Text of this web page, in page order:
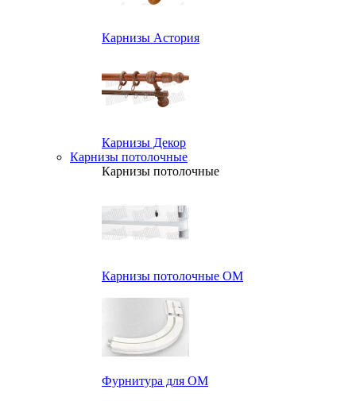
Карнизы Астория
Карнизы Декор
Карнизы потолочные
Карнизы потолочные
Карнизы потолочные ОМ
Фурнитура для ОМ